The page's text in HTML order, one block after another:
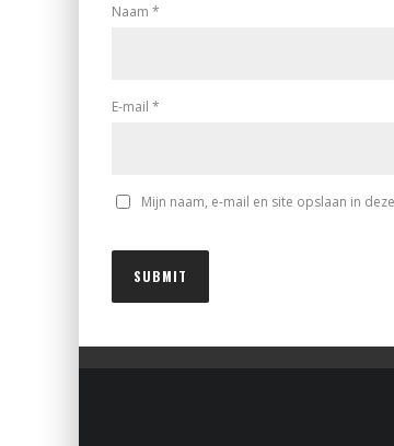
Naam *
E-mail *
Mijn naam, e-mail en site opslaan in